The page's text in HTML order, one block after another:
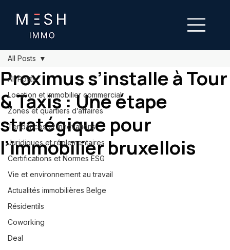
All Posts
Location et immobilier commercial
Zones et quartiers d’affaires
Tendances et innovations
Juridiques et réglementaires
Certifications et Normes ESG
Vie et environnement au travail
Actualités immobilières Belge
Résidentils
Coworking
Deal
All Posts
Proximus s’installe à Tour
& Taxis : Une étape
stratégique pour
l’immobilier bruxellois